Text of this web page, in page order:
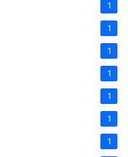
1
1
1
1
1
1
1